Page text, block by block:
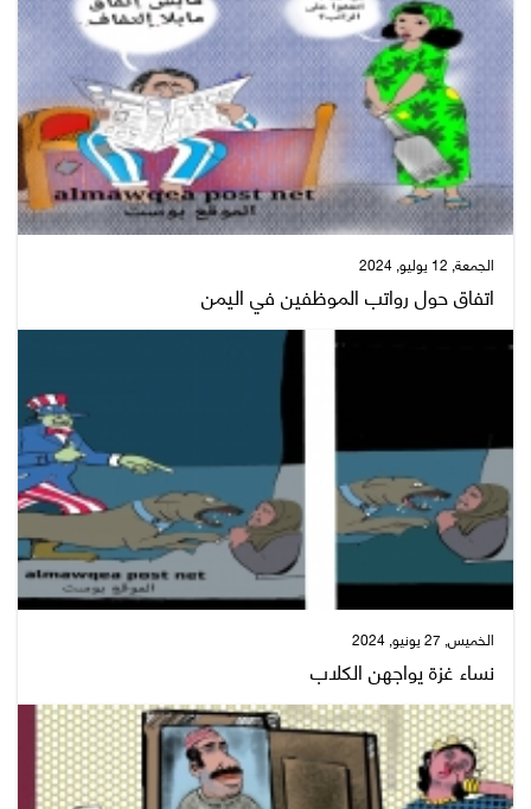
الجمعة, 12 يوليو, 2024
اتفاق حول رواتب الموظفين في اليمن
الخميس, 27 يونيو, 2024
نساء غزة يواجهن الكلاب